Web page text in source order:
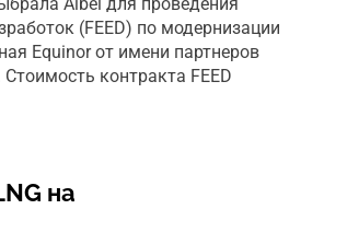
(FEED) по модернизации
Equinor от имени партнеров
контракта FEED
на